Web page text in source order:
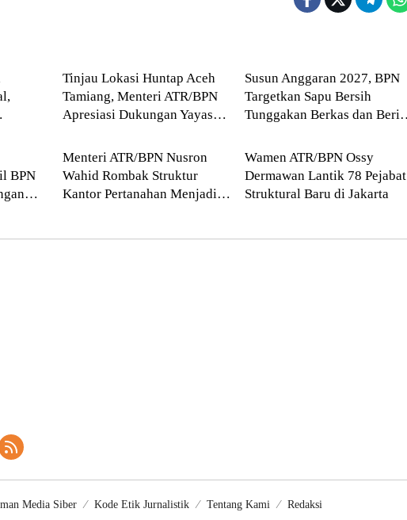
Tinjau Lokasi Huntap Aceh
Tamiang, Menteri ATR/BPN
Apresiasi Dukungan Yayasan
Susun Anggaran 2027, BPN
Targetkan Sapu Bersih
Tunggakan Berkas dan Beri
BPN
Blog
Menteri ATR/BPN Nusron
Wahid Rombak Struktur
Kantor Pertanahan Menjadi
Blog
Wamen ATR/BPN Ossy
Dermawan Lantik 78 Pejabat
Struktural Baru di Jakarta
Media Siber Kode Etik Jurnalistik Tentang Kami Redaksi